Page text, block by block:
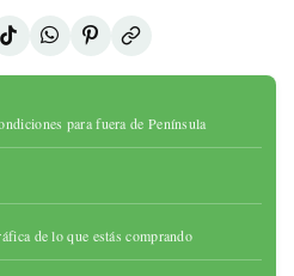
para fuera de Península
de lo que estás comprando